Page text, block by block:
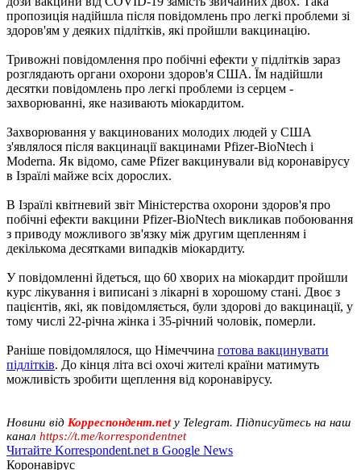
пропозиція надійшла після повідомлень про легкі проблеми зі
здоров'ям у деяких підлітків, які пройшли вакцинацію.
Тривожні повідомлення про побічні ефекти у підлітків зараз
розглядають органи охорони здоров'я США. Їм надійшли
десятки повідомлень про легкі проблеми із серцем -
захворюванні, яке називають міокардитом.
Захворювання у вакцинованих молодих людей у США
з'являлося після вакцинації вакцинами Pfizer-BioNtech і
Moderna. Як відомо, саме Pfizer вакцинували від коронавірусу
в Ізраїлі майже всіх дорослих.
В Ізраїлі квітневий звіт Міністерства охорони здоров'я про
побічні ефекти вакцини Pfizer-BioNtech викликав побоювання
з приводу можливого зв'язку між другим щепленням і
декількома десятками випадків міокардиту.
У повідомленні йдеться, що 60 хворих на міокардит пройшли
курс лікування і виписані з лікарні в хорошому стані. Двоє з
пацієнтів, які, як повідомляється, були здорові до вакцинації, у
тому числі 22-річна жінка і 35-річний чоловік, померли.
Раніше повідомлялося, що Німеччина готова вакцинувати
підлітків. До кінця літа всі охочі жителі країни матимуть
можливість зробити щеплення від коронавірусу.
Новини від Корреспондент.netу Telegram. Підписуйтесь на наш
канал https://t.me/korrespondentnet
Читайте Korrespondent.net в Google News
Коронавірус